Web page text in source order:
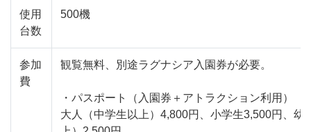
使用
台数
500機
参加
費
観覧無料、別途ラグナシア入園券が必要。
・パスポート（入園券＋アトラクション利用）
大人（中学生以上）4,800円、小学生3,500円、幼